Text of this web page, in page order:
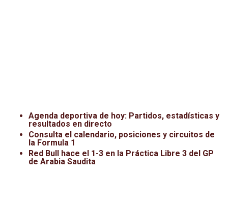
Agenda deportiva de hoy: Partidos, estadísticas y
resultados en directo
Consulta el calendario, posiciones y circuitos de
la Formula 1
Red Bull hace el 1-3 en la Práctica Libre 3 del GP
de Arabia Saudita